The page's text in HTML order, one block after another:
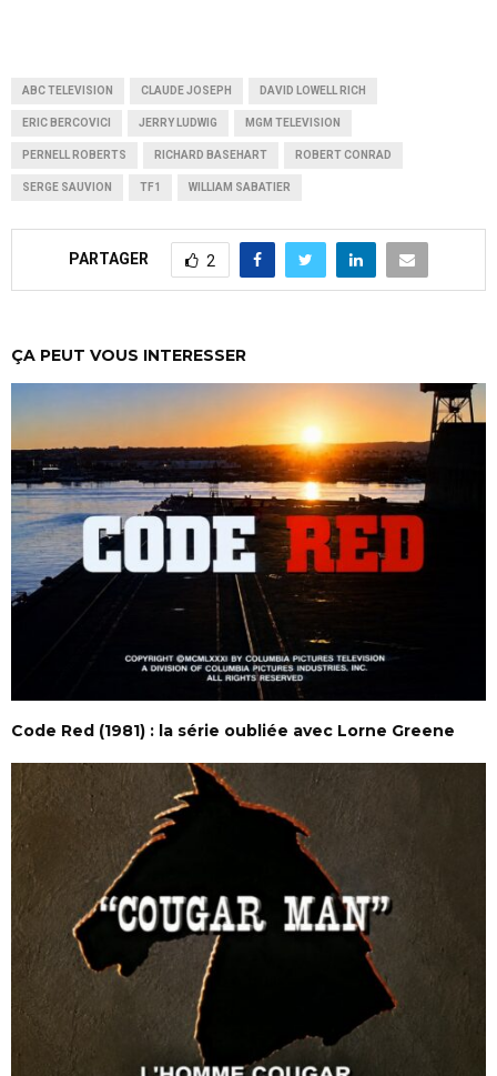
ABC TELEVISION CLAUDE JOSEPH DAVID LOWELL RICH
ERIC BERCOVICI JERRY LUDWIG MGM TELEVISION
PERNELL ROBERTS RICHARD BASEHART ROBERT CONRAD
SERGE SAUVION TF1 WILLIAM SABATIER
PARTAGER 2
ÇA PEUT VOUS INTERESSER
Code Red (1981) : la série oubliée avec Lorne Greene